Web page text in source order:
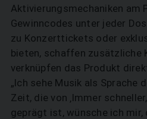
Aktivierungsmechaniken am
Gewinncodes unter jeder
zu Konzerttickets oder
bieten, schaffen zusätzliche
verknüpfen das Produkt
„Ich sehe Musik als Sprache
Zeit, die von ‚Immer
geprägt ist, wünsche ich mir,